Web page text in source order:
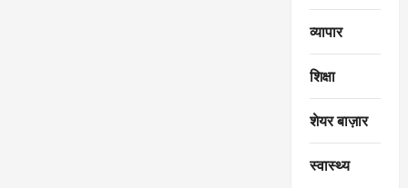
व्यापार
शिक्षा
शेयर बाज़ार
स्वास्थ्य